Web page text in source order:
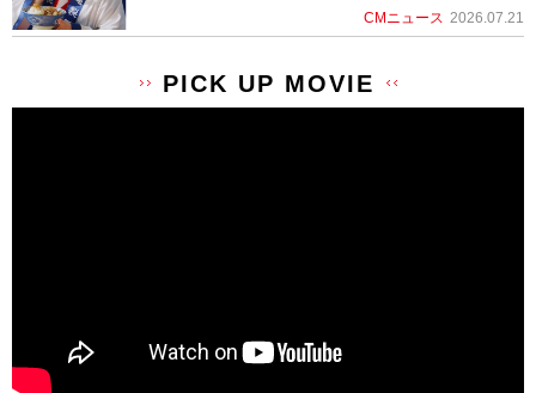
CMニュース 2026.07.21
PICK UP MOVIE